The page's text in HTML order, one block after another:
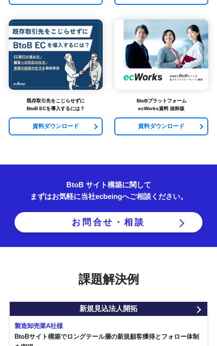
既存取引先をこじらせずに
BtoB ECを導入するには？
資料ダウンロード
BtoBプラットフォーム
ecWorks資料 抜粋版
資料ダウンロード
BtoB サイト構築に関して
まずはお気軽に当社ecbeingへご相談ください。
お問合せ・相談
課題解決例
新規見込法人開拓
製造卸売業A社様
BtoBサイト構築でロングテール層の新規顧客獲得とフォロー体制